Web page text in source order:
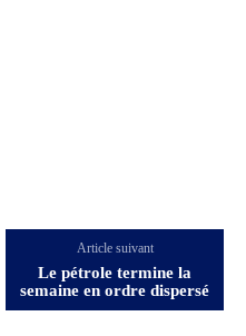
Article suivant
Le pétrole termine la
semaine en ordre dispersé